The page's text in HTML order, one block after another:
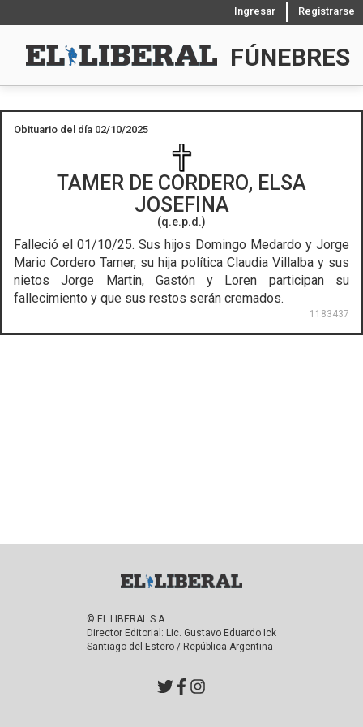
Ingresar Registrarse
FÚNEBRES
Obituario del día 02/10/2025
TAMER DE CORDERO, ELSA
JOSEFINA
(q.e.p.d.)
Falleció el 01/10/25. Sus hijos Domingo Medardo y Jorge
Mario Cordero Tamer, su hija política Claudia Villalba y sus
nietos Jorge Martin, Gastón y Loren participan su
fallecimiento y que sus restos serán cremados.
1183437
© EL LIBERAL S.A.
Director Editorial: Lic. Gustavo Eduardo Ick
Santiago del Estero / República Argentina